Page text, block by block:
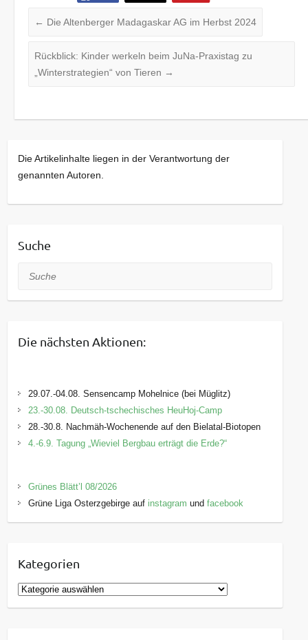
← Die Altenberger Madagaskar AG im Herbst 2024
Rückblick: Kinder werkeln beim JuNa-Praxistag zu
„Winterstrategien“ von Tieren →
Die Artikelinhalte liegen in der Verantwortung der
genannten Autoren.
Suche
Suche
Die nächsten Aktionen:
29.07.-04.08. Sensencamp Mohelnice (bei Müglitz)
23.-30.08. Deutsch-tschechisches HeuHoj-Camp
28.-30.8. Nachmäh-Wochenende auf den Bielatal-Biotopen
4.-6.9. Tagung „Wieviel Bergbau erträgt die Erde?“
Grünes Blätt’l 08/2026
Grüne Liga Osterzgebirge auf instagram undfacebook
Kategorien
K
a